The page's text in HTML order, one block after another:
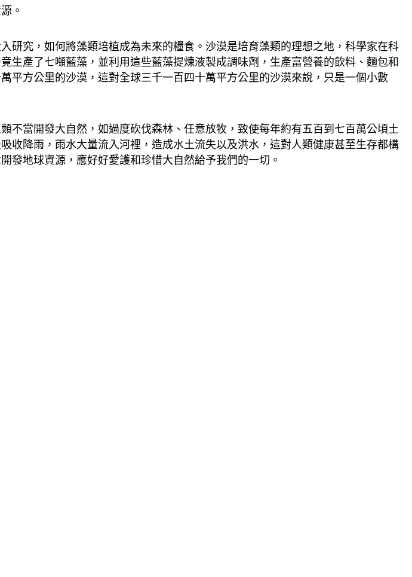
源。
究，如何將藻類培植成為未來的糧食。沙漠是培育藻類的理想之地，科學家在科
產了七噸藍藻，並利用這些藍藻提煉液製成調味劑，生產富營養的飲料、麵包和
平方公里的沙漠，這對全球三千一百四十萬平方公里的沙漠來說，只是一個小數
當開發大自然，如過度砍伐森林、任意放牧，致使每年約有五百到七百萬公頃土
收降雨，雨水大量流入河裡，造成水土流失以及洪水，這對人類健康甚至生存都構
發地球資源，應好好愛護和珍惜大自然給予我們的一切。